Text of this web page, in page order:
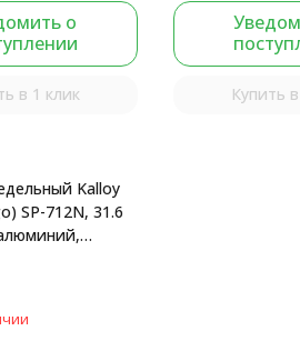
о
в 1 клик Купить
Kalloy
SP-712N, 31.6